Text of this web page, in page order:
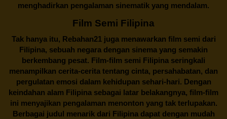
menghadirkan pengalaman sinematik yang mendalam.
Film Semi Filipina
Tak hanya itu, Rebahan21juga menawarkan film semi dari
Filipina, sebuah negara dengan sinema yang semakin
berkembang pesat. Film-film semi Filipina seringkali
menampilkan cerita-cerita tentang cinta, persahabatan, dan
pergulatan emosi dalam kehidupan sehari-hari. Dengan
keindahan alam Filipina sebagai latar belakangnya, film-film
ini menyajikan pengalaman menonton yang tak terlupakan.
Berbagai judul menarik dari Filipina dapat dengan mudah